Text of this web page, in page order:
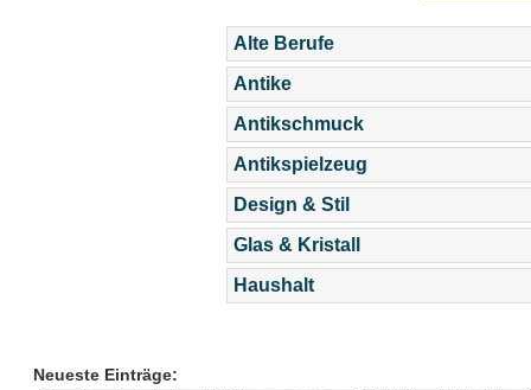
Alte Berufe
Antike
Antikschmuck
Antikspielzeug
Design & Stil
Glas & Kristall
Haushalt
Neueste Einträge: